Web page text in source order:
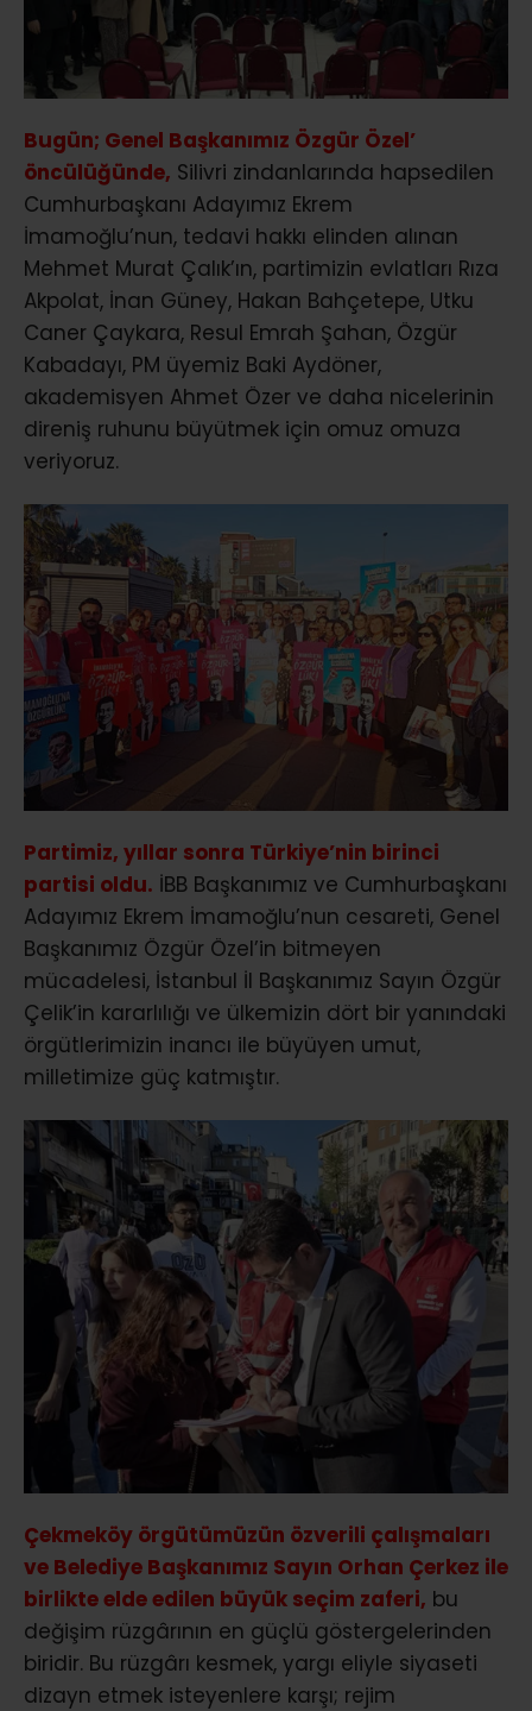
Bugün; Genel Başkanımız Özgür Özel’
öncülüğünde, Silivri zindanlarında hapsedilen
Cumhurbaşkanı Adayımız Ekrem
İmamoğlu’nun, tedavi hakkı elinden alınan
Mehmet Murat Çalık’ın, partimizin evlatları Rıza
Akpolat, İnan Güney, Hakan Bahçetepe, Utku
Caner Çaykara, Resul Emrah Şahan, Özgür
Kabadayı, PM üyemiz Baki Aydöner,
akademisyen Ahmet Özer ve daha nicelerinin
direniş ruhunu büyütmek için omuz omuza
veriyoruz.
Partimiz, yıllar sonra Türkiye’nin birinci
partisi oldu. İBB Başkanımız ve Cumhurbaşkanı
Adayımız Ekrem İmamoğlu’nun cesareti, Genel
Başkanımız Özgür Özel’in bitmeyen
mücadelesi, İstanbul İl Başkanımız Sayın Özgür
Çelik’in kararlılığı ve ülkemizin dört bir yanındaki
örgütlerimizin inancı ile büyüyen umut,
milletimize güç katmıştır.
Çekmeköy örgütümüzün özverili çalışmaları
ve Belediye Başkanımız Sayın Orhan Çerkez ile
birlikte elde edilen büyük seçim zaferi, bu
değişim rüzgârının en güçlü göstergelerinden
biridir. Bu rüzgârı kesmek, yargı eliyle siyaseti
dizayn etmek isteyenlere karşı; rejim